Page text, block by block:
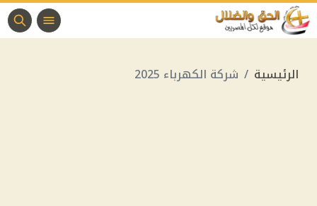
الرئيسية شركة الكهرباء 2025